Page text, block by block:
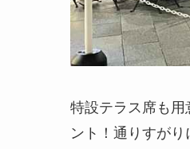
特設テラス席も用
ント！通りすが